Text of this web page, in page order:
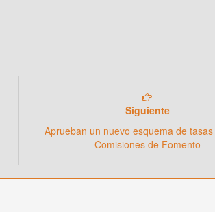
Siguiente
Aprueban un nuevo esquema de
Comisiones de Fomento